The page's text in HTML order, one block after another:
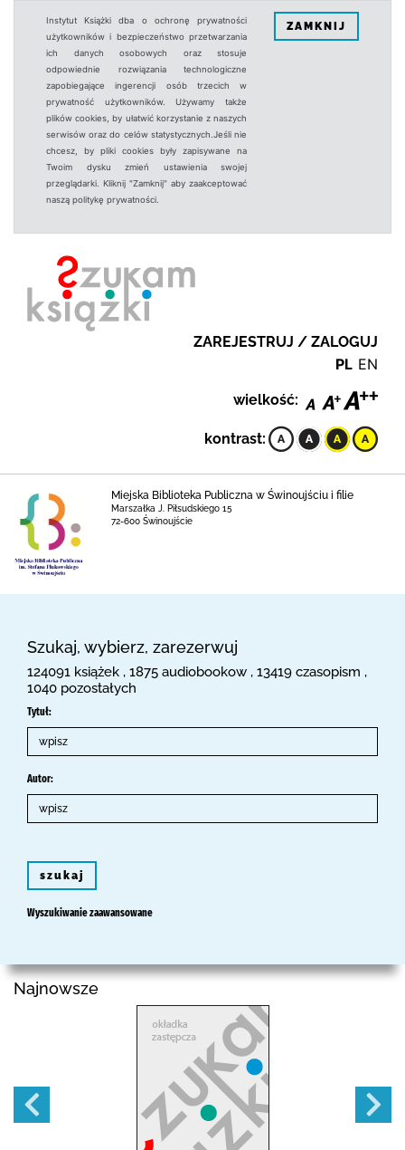
Instytut Książki dba o ochronę prywatności
użytkowników i bezpieczeństwo przetwarzania
ich danych osobowych oraz stosuje
odpowiednie rozwiązania technologiczne
zapobiegające ingerencji osób trzecich w
prywatność użytkowników. Używamy także
plików cookies, by ułatwić korzystanie z naszych
serwisów oraz do celów statystycznych.Jeśli nie
chcesz, by pliki cookies były zapisywane na
Twoim dysku zmień ustawienia swojej
przeglądarki. Kliknij "Zamknij" aby zaakceptować
naszą politykę prywatności.
ZAMKNIJ
ZAREJESTRUJ / ZALOGUJ
PL EN
wielkość:
kontrast:
Miejska Biblioteka Publiczna w Świnoujściu i filie
Marszałka J. Piłsudskiego 15
72-600 Świnoujście
Szukaj, wybierz, zarezerwuj
124091 książek , 1875 audiobookow , 13419 czasopism ,
1040 pozostałych
Tytuł:
Autor:
szukaj
Wyszukiwanie zaawansowane
Najnowsze